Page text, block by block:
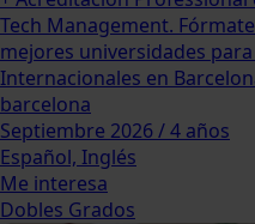
Tech Management.
mejores universidades
Internacionales en
barcelona
Septiembre 2026 / 4 años
Español, Inglés
Me interesa
Dobles Grados